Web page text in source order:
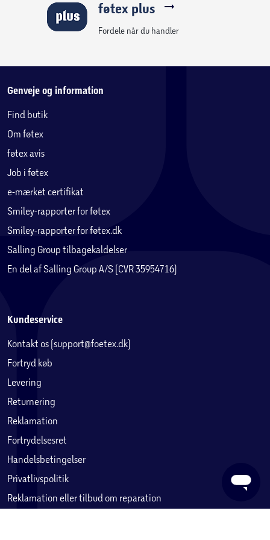
Spor en mosasaur som en ekspert
Inspirer filmfans med dette actionfyldte dinosaursæt inspireret
føtex plus
Fordele når du handler
Genveje og information
Find butik
Om føtex
føtex avis
Job i føtex
e-mærket certifikat
Smiley-rapporter for føtex
Smiley-rapporter for føtex.dk
Salling Group tilbagekaldelser
En del af Salling Group A/S (CVR 35954716)
Kundeservice
Kontakt os (support@foetex.dk)
Fortryd køb
Levering
Returnering
Reklamation
Fortrydelsesret
Handelsbetingelser
Privatlivspolitik
Reklamation eller tilbud om reparation